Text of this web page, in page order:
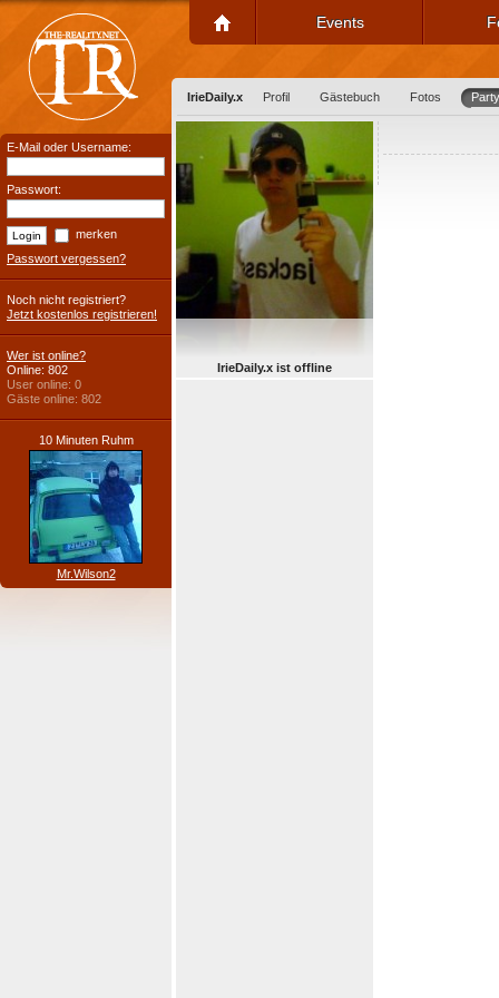
Events
IrieDaily.x Profil Gästebuch Fotos
IrieDaily.x ist offline
E-Mail oder Username:
Passwort:
merken
Passwort vergessen?
Noch nicht registriert?
Jetzt kostenlos registrieren!
Wer ist online?
Online: 802
User online: 0
Gäste online: 802
10 Minuten Ruhm
Mr.Wilson2